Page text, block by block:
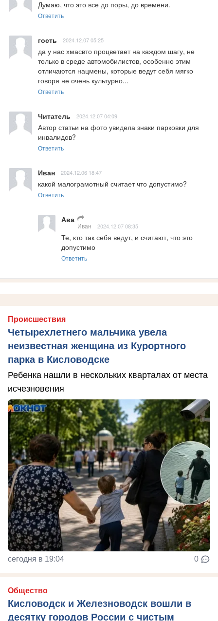
Думаю, что это все до поры, до времени.
Ответить
гость 2024.12.07 05:25
да у нас хмасвто процветает на каждом шагу, не
только в среде автомобилистов, особенно этим
отличаются нацмены, которые ведут себя мягко
говоря не очень культурно...
Ответить
Читатель 2024.12.07 04:09
Автор статьи на фото увидела знаки парковки для
инвалидов?
Ответить
Иван 2024.12.06 18:47
какой малограмотный считает что допустимо?
Ответить
Ава
Иван 2024.12.07 08:35
Те, кто так себя ведут, и считают, что это
допустимо
Ответить
Происшествия
Четырехлетнего мальчика увела
неизвестная женщина из Курортного
парка в Кисловодске
Ребенка нашли в нескольких кварталах от места
исчезновения
сегодня в 19:04 0
Общество
Кисловодск и Железноводск вошли в
десятку городов России с чистым